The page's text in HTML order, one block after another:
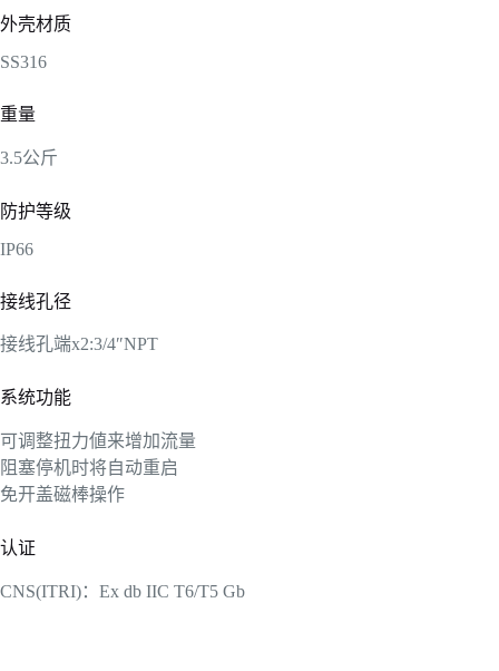
外壳材质
SS316
重量
3.5公斤
防护等级
IP66
接线孔径
接线孔端x2:3/4″NPT
系统功能
可调整扭力値来增加流量
阻塞停机时将自动重启
免开盖磁棒操作
认证
CNS(ITRI)：Ex db IIC T6/T5 Gb